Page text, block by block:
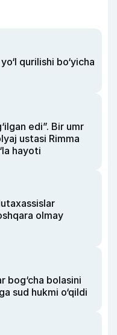
qurilishi bo‘yicha
edi”. Bir umr
ustasi Rimma
hayoti
olmay
bog‘cha bolasini
sud hukmi o‘qildi